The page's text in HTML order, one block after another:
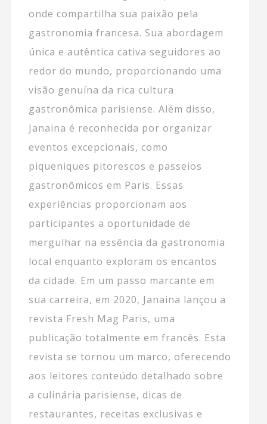
onde compartilha sua paixão pela
gastronomia francesa. Sua abordagem
única e autêntica cativa seguidores ao
redor do mundo, proporcionando uma
visão genuína da rica cultura
gastronômica parisiense. Além disso,
Janaina é reconhecida por organizar
eventos excepcionais, como
piqueniques pitorescos e passeios
gastronômicos em Paris. Essas
experiências proporcionam aos
participantes a oportunidade de
mergulhar na essência da gastronomia
local enquanto exploram os encantos
da cidade. Em um passo marcante em
sua carreira, em 2020, Janaina lançou a
revista Fresh Mag Paris, uma
publicação totalmente em francês. Esta
revista se tornou um marco, oferecendo
aos leitores conteúdo detalhado sobre
a culinária parisiense, dicas de
restaurantes, receitas exclusivas e